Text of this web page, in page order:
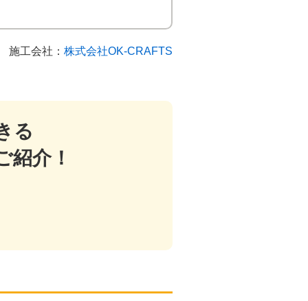
施工会社： 株式会社OK-CRAFTS
る
紹介！